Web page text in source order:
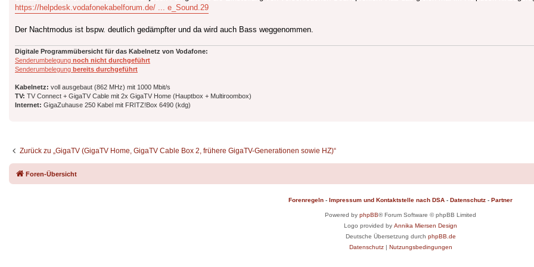
https://helpdesk.vodafonekabelforum.de/ ... e_Sound.29
Der Nachtmodus ist bspw. deutlich gedämpfter und da wird auch Bass weggenommen.
Digitale Programmübersicht für das Kabelnetz von Vodafone:
Senderumbelegung noch nicht durchgeführt
Senderumbelegung bereits durchgeführt
Kabelnetz: voll ausgebaut (862 MHz) mit 1000 Mbit/s
TV: TV Connect + GigaTV Cable mit 2x GigaTV Home (Hauptbox + Multiroombox)
Internet: GigaZuhause 250 Kabel mit FRITZ!Box 6490 (kdg)
Zurück zu „GigaTV (GigaTV Home, GigaTV Cable Box 2, frühere GigaTV-Generationen sowie HZ)“
Foren-Übersicht
Forenregeln - Impressum und Kontaktstelle nach DSA - Datenschutz - Partner
Powered by phpBB® Forum Software © phpBB Limited
Logo provided by Annika Miersen Design
Deutsche Übersetzung durch phpBB.de
Datenschutz| Nutzungsbedingungen